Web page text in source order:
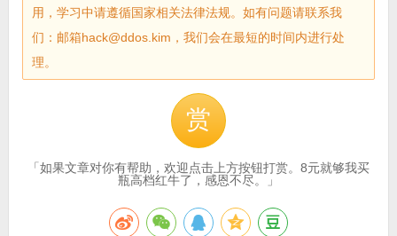
用，学习中请遵循国家相关法律法规。如有问题请联系我
们：邮箱hack@ddos.kim，我们会在最短的时间内进行处
理。
赏
「如果文章对你有帮助，欢迎点击上方按钮打赏。8元就够我买
瓶高档红牛了，感恩不尽。」